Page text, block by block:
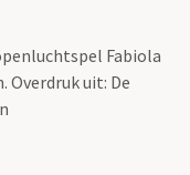
Fabiola
Overdruk uit: De